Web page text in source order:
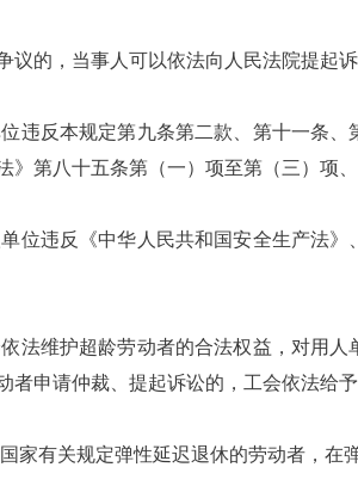
议的，当事人可以依法向人民法院提起
违反本规定第九条第二款、第十一条
》第八十五条第（一）项至第（三）项
位违反《中华人民共和国安全生产法》
法维护超龄劳动者的合法权益，对用人
者申请仲裁、提起诉讼的，工会依法给
家有关规定弹性延迟退休的劳动者，在